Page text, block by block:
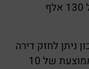
של 3,000 כיתות ולהציל 130 אלף
ניתן לחזק דירה
או כיתת לימוד נגד רעידת אדמה בעלות ממוצעת של 10